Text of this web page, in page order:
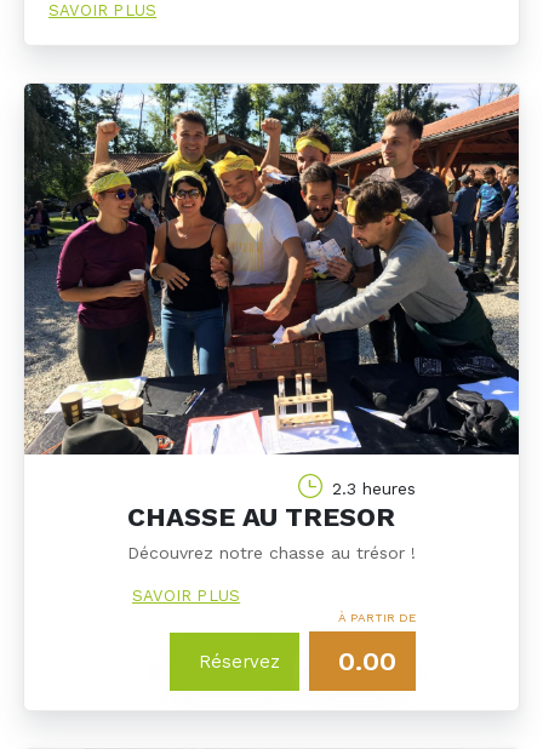
SAVOIR PLUS
2.3 heures
CHASSE AU TRESOR
Découvrez notre chasse au trésor !
SAVOIR PLUS
Réservez
À PARTIR DE
0.00